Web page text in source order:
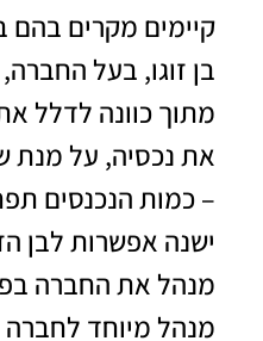
קיימים מקרים בהם
בן זוגו, בעל
מתוך כוונה לדלל
את נכסיה, על מנת
– כמות הנכנסים
ישנה אפשרות לבן
מנהל את החברה